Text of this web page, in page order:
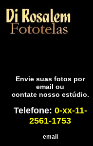
Envie suas fotos por
email ou
contate nosso estúdio.
Telefone: 0-xx-11-
2561-1753
email